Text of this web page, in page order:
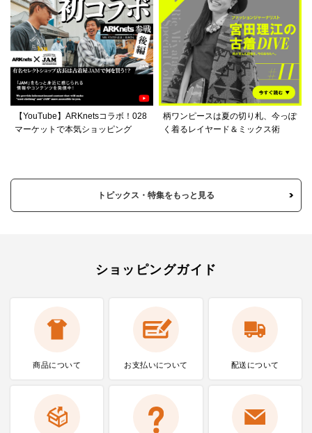
【YouTube】ARKnetsコラボ！028
マーケットで本気ショッピング
柄ワンピースは夏の切り札、今っぽ
く着るレイヤード＆ミックス術
トピックス・特集をもっと見る
ショッピングガイド
商品について お支払いについて 配送について